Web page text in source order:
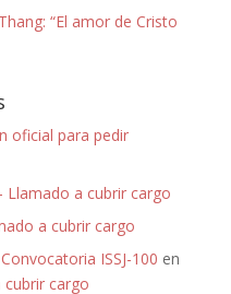
“El amor de Cristo
oficial para pedir
Llamado a cubrir cargo
a cubrir cargo
ISSJ-100 en
cargo